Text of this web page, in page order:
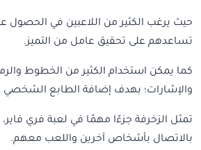
حيث يرغب الكثير من اللاعبين في الحصول
تساعدهم على تحقيق عامل من التميز.
كما يمكن استخدام الكثير من الخطوط
والإشارات؛ بهدف إضافة الطابع
تمثل الزخرفة جزءًا مهمًا في لعبة فري
بالاتصال بأشخاص آخرين واللعب معهم.